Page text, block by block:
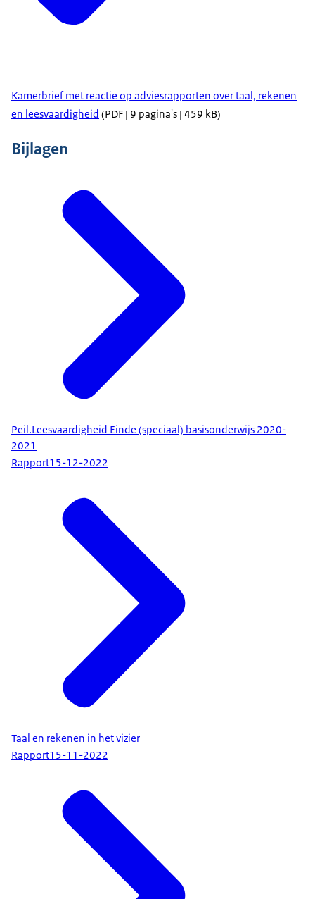
Kamerbrief met reactie op adviesrapporten over taal, rekenen
en leesvaardigheid (PDF | 9 pagina's | 459 kB)
Bijlagen
Peil.Leesvaardigheid Einde (speciaal) basisonderwijs 2020-
2021
Rapport15-12-2022
Taal en rekenen in het vizier
Rapport15-11-2022